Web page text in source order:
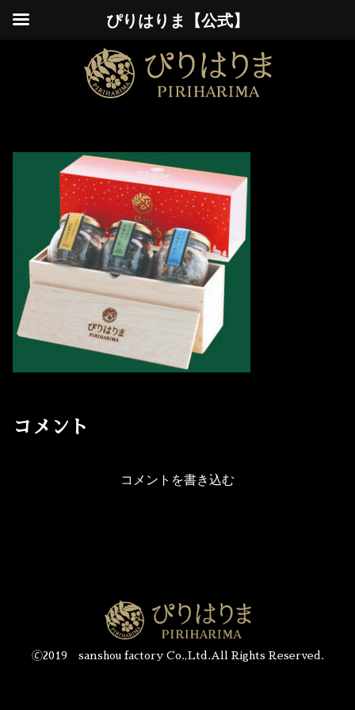
コメント
コメントを書き込む
🄫2019 sanshou factory Co.,Ltd.All Rights Reserved.
ぴりはりま【公式】